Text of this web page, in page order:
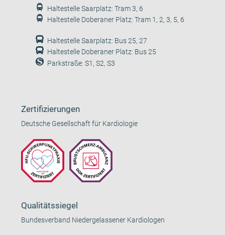
Haltestelle Saarplatz: Tram 3, 6
Haltestelle Doberaner Platz: Tram 1, 2, 3, 5, 6
Haltestelle Saarplatz: Bus 25, 27
Haltestelle Doberaner Platz: Bus 25
Parkstraße: S1, S2, S3
Zertifizierungen
Deutsche Gesellschaft für Kardiologie
Qualitätssiegel
Bundesverband Niedergelassener Kardiologen